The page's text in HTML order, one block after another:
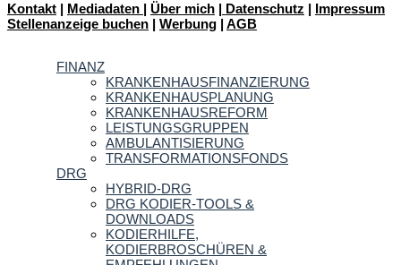
Kontakt | Mediadaten | Über mich | Datenschutz | Impressum
Stellenanzeige buchen | Werbung | AGB
FINANZ
KRANKENHAUSFINANZIERUNG
KRANKENHAUSPLANUNG
KRANKENHAUSREFORM
LEISTUNGSGRUPPEN
AMBULANTISIERUNG
TRANSFORMATIONSFONDS
DRG
HYBRID-DRG
DRG KODIER-TOOLS &
DOWNLOADS
KODIERHILFE,
KODIERBROSCHÜREN &